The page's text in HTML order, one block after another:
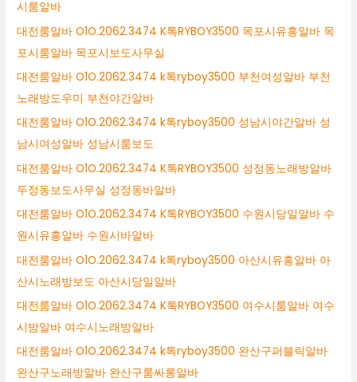
시룸알바
대전룸알바 O1O.2062.3474 K톡RYBOY3500 목포시유흥알바 목
포시룸알바 목포시보도사무실
대전룸알바 O1O.2062.3474 k톡ryboy3500 부천여성알바 부천
노래방도우미 부천야간알바
대전룸알바 O1O.2062.3474 k톡ryboy3500 성남시야간알바 성
남시여성알바 성남시룸보도
대전룸알바 O1O.2062.3474 K톡RYBOY3500 성정동노래방알바
두정동보도사무실 성정동바알바
대전룸알바 O1O.2062.3474 K톡RYBOY3500 수원시당일알바 수
원시유흥알바 수원시바알바
대전룸알바 O1O.2062.3474 k톡ryboy3500 아산시유흥알바 아
산시노래방보도 아산시당일알바
대전룸알바 O1O.2062.3474 K톡RYBOY3500 여수시룸알바 여수
시밤알바 여수시노래방알바
대전룸알바 O1O.2062.3474 k톡ryboy3500 완산구퍼블릭알바
완산구노래방알바 완산구룸싸롱알바